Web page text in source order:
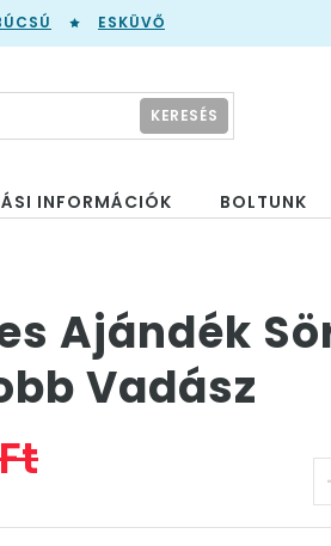
ESKÜVŐ
KERESÉS
INFORMÁCIÓK BOLTUNK
Ajándék
Vadász